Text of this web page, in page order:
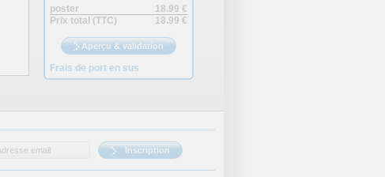
poster 18.99 €
Prix total (TTC)
18.99 €
Aperçu & validation
Frais de port en sus
Inscription